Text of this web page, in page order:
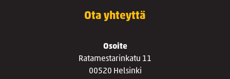
Ota yhteyttä
Osoite
Ratamestarinkatu 11
00520 Helsinki